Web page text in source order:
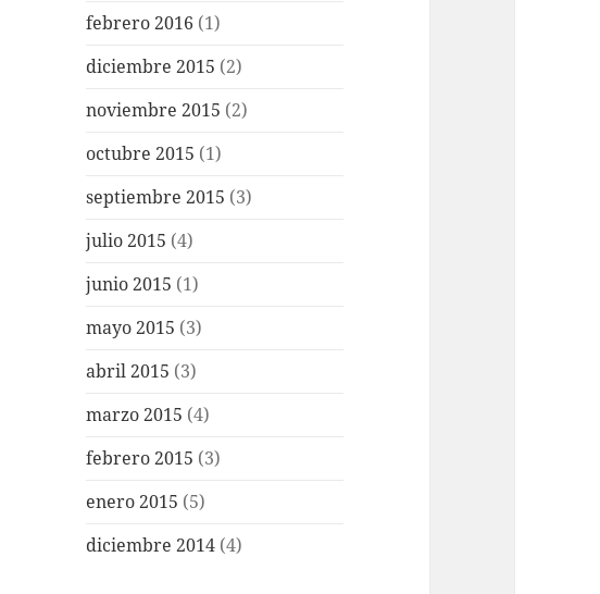
febrero 2016 (1)
diciembre 2015 (2)
noviembre 2015 (2)
octubre 2015 (1)
septiembre 2015 (3)
julio 2015 (4)
junio 2015 (1)
mayo 2015 (3)
abril 2015 (3)
marzo 2015 (4)
febrero 2015 (3)
enero 2015 (5)
diciembre 2014 (4)